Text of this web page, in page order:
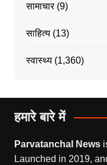
सामाचार(9)
साहित्य(13)
स्वास्थ्य(1,360)
हमारे बारे में
Parvatanchal News
Launched in 2019,